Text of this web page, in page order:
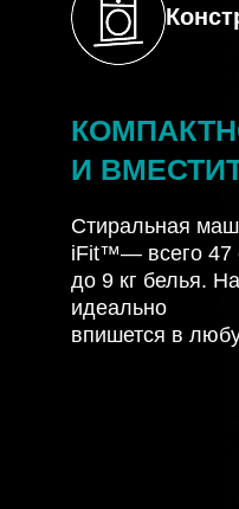
И
Стиральная
iFit™— всего 47
до 9 кг белья.
идеально
впишется в